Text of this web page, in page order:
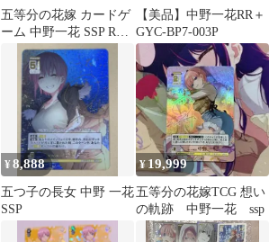
五等分の花嫁 カードゲ
ーム 中野一花 SSP RR
【美品】中野一花RR＋
GYC-BP7-003P
¥8,888
五つ子の長女 中野 一花
SSP
¥ 19,999
五等分の花嫁TCG 想い
の軌跡 中野一花 ssp